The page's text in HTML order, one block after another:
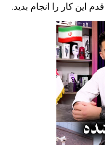
این کار را انجام بدید.